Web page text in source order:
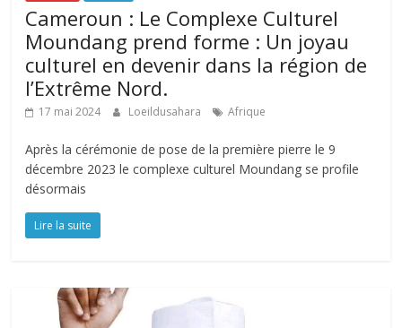
Cameroun : Le Complexe Culturel
Moundang prend forme : Un joyau
culturel en devenir dans la région de
l’Extrême Nord.
17 mai 2024 Loeildusahara Afrique
Après la cérémonie de pose de la première pierre le 9
décembre 2023 le complexe culturel Moundang se profile
désormais
Lire la suite